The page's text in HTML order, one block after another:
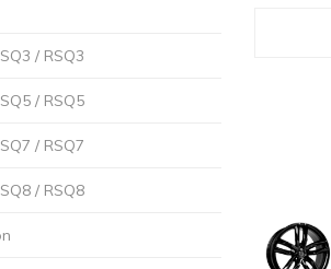
/ RSQ3
/ RSQ5
/ RSQ7
/ RSQ8